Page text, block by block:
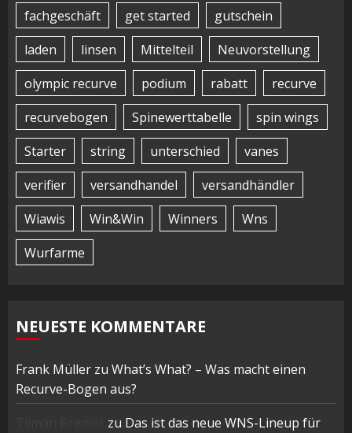
fachgeschäft
get started
gutschein
laden
linsen Mittelteil
Neuvorstellung
olympic recurve
podium rabatt
recurve
recurvebogen
Spinewerttabelle
spin wings
Starter
string unterschied
vanes
verifier
versandhandel
versandhändler
Wiawis
Win&Win Winners
Wns
Wurfarme
NEUESTE KOMMENTARE
Frank Müller zu What’s What? – Was macht einen
Recurve-Bogen aus?
zu Das ist das neue WNS-Lineup für